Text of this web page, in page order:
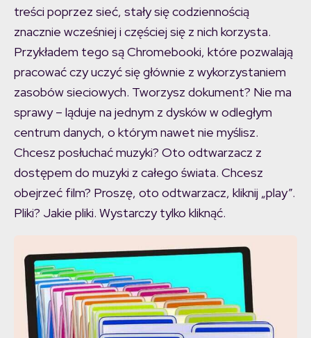
treści poprzez sieć, stały się codziennością
znacznie wcześniej i częściej się z nich korzysta.
Przykładem tego są Chromebooki, które pozwalają
pracować czy uczyć się głównie z wykorzystaniem
zasobów sieciowych. Tworzysz dokument? Nie ma
sprawy – ląduje na jednym z dysków w odległym
centrum danych, o którym nawet nie myślisz.
Chcesz posłuchać muzyki? Oto odtwarzacz z
dostępem do muzyki z całego świata. Chcesz
obejrzeć film? Proszę, oto odtwarzacz, kliknij „play”.
Pliki? Jakie pliki. Wystarczy tylko kliknąć.